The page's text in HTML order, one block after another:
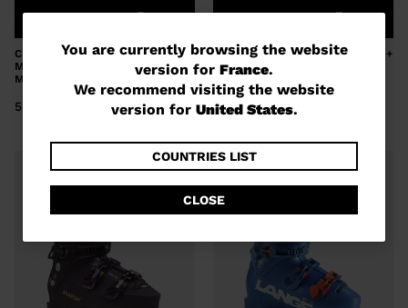
You
are
currently
website
version
for
France.
We
You are currently browsing the website
version for France.
We recommend visiting the website
version for United States.
COUNTRIES LIST
CLOSE
CHAUSSURES DE SKI ALL
MOUNTAIN FEMME SHADOW 115
MV
540,00 €
COMPARER
KIT GRIP WALK SOLES XTFREE +
PIN IN
50,00 €
COMPARER